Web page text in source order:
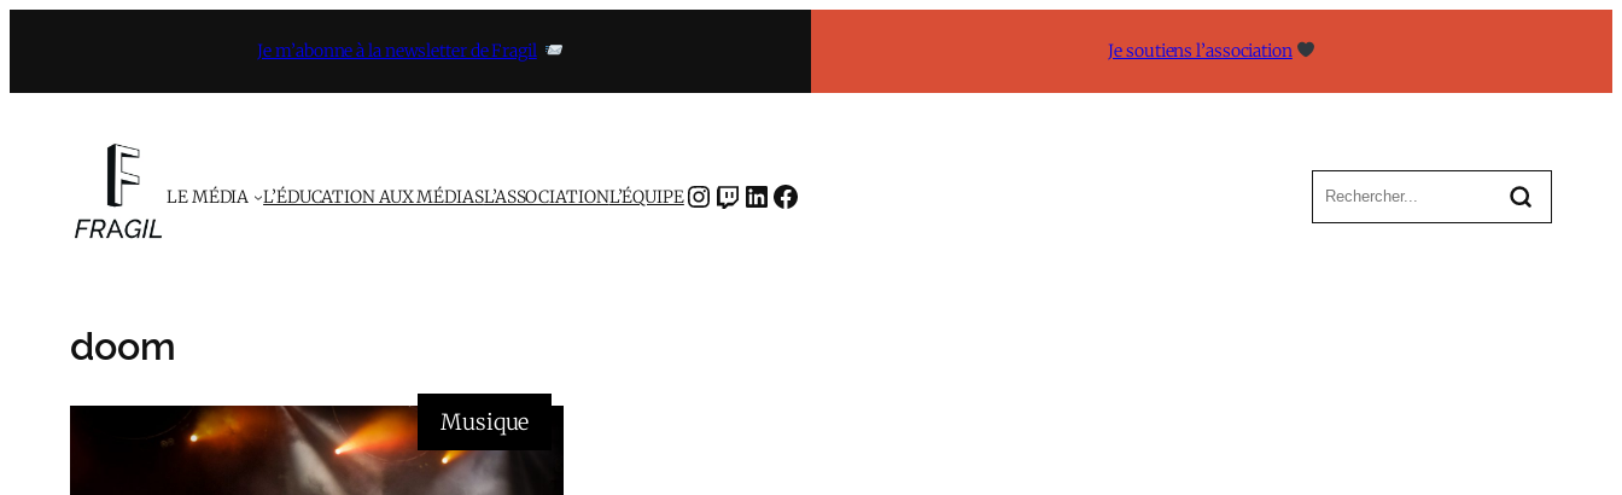
contenu
Je m’abonne à la newsletter de Fragil Je soutiens l’association
LE MÉDIA L’ÉDUCATION AUX MÉDIASL’ASSOCIATIONL’ÉQUIPEINSTAGRAMTWITCH LINKEDIN FACEBOOK
doom
Musique